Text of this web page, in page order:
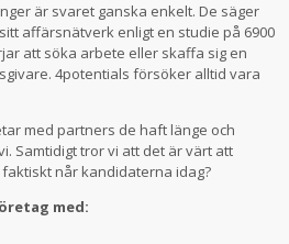
är svaret ganska enkelt. De säger
affärsnätverk enligt en studie på 6900
att söka arbete eller skaffa sig en
4potentials försöker alltid vara
med partners de haft länge och
Samtidigt tror vi att det är värt att
når kandidaterna idag?
med: